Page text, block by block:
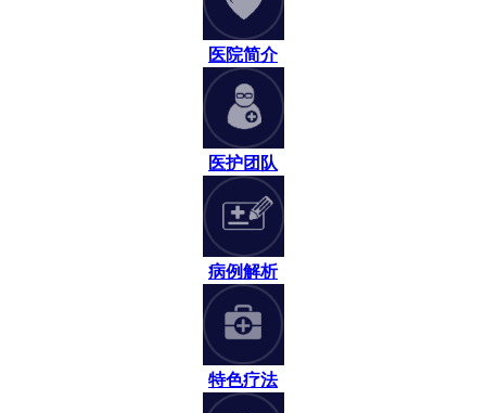
医院简介
医护团队
病例解析
特色疗法